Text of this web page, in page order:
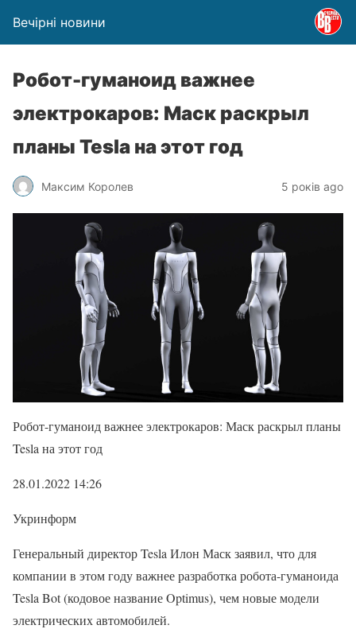
Вечірні новини
Робот-гуманоид важнее
электрокаров: Маск раскрыл
планы Tesla на этот год
Максим Королев 5 років ago
Робот-гуманоид важнее электрокаров: Маск раскрыл планы
Tesla на этот год
28.01.2022 14:26
Укринформ
Генеральный директор Tesla Илон Маск заявил, что для
компании в этом году важнее разработка робота-гуманоида
Tesla Bot (кодовое название Optimus), чем новые модели
электрических автомобилей.